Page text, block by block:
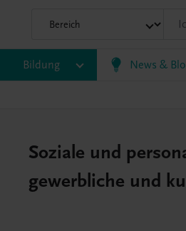
Bildung News &
HLK HLPS/FSB HLT/
Soziale und
gewerbliche und